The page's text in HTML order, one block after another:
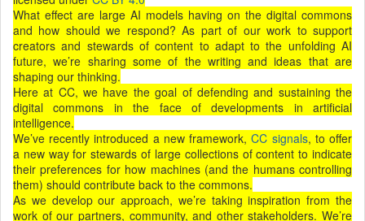
What effect are large AI models having on the digital commons
and how should we respond? As part of our work to support
creators and stewards of content to adapt to the unfolding AI
future, we’re sharing some of the writing and ideas that are
shaping our thinking.
Here at CC, we have the goal of defending and sustaining the
digital commons in the face of developments in artificial
intelligence.
We’ve recently introduced a new framework,CC signals, to offer
a new way for stewards of large collections of content to indicate
their preferences for how machines (and the humans controlling
them) should contribute back to the commons.
As we develop our approach, we’re taking inspiration from the
work of our partners, community, and other stakeholders. We’re